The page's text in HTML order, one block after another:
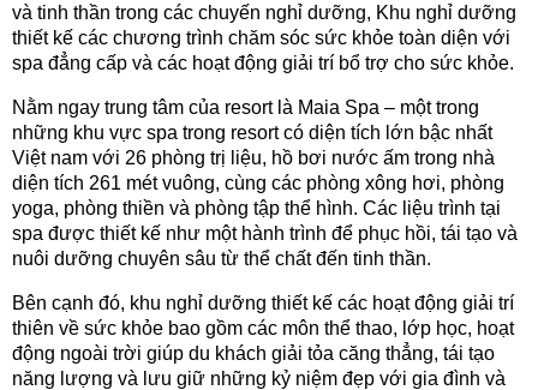
và tinh thần trong các chuyến nghỉ dưỡng, Khu nghỉ dưỡng
thiết kế các chương trình chăm sóc sức khỏe toàn diện với
spa đẳng cấp và các hoạt động giải trí bổ trợ cho sức khỏe.
Nằm ngay trung tâm của resort là Maia Spa – một trong
những khu vực spa trong resort có diện tích lớn bậc nhất
Việt nam với 26 phòng trị liệu, hồ bơi nước ấm trong nhà
diện tích 261 mét vuông, cùng các phòng xông hơi, phòng
yoga, phòng thiền và phòng tập thể hình. Các liệu trình tại
spa được thiết kế như một hành trình để phục hồi, tái tạo và
nuôi dưỡng chuyên sâu từ thể chất đến tinh thần.
Bên cạnh đó, khu nghỉ dưỡng thiết kế các hoạt động giải trí
thiên về sức khỏe bao gồm các môn thể thao, lớp học, hoạt
động ngoài trời giúp du khách giải tỏa căng thẳng, tái tạo
năng lượng và lưu giữ những kỷ niệm đẹp với gia đình và